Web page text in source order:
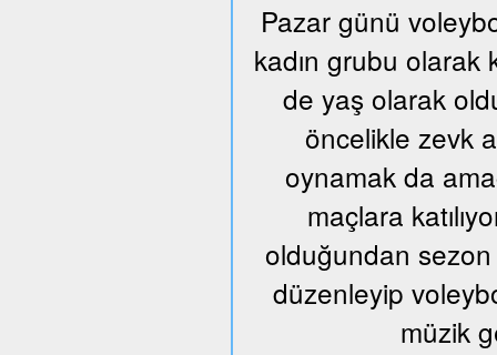
Pazar günü
kadın grubu olarak
de yaş olarak
öncelikle zevk
oynamak da
maçlara
olduğundan
düzenleyip
müzik